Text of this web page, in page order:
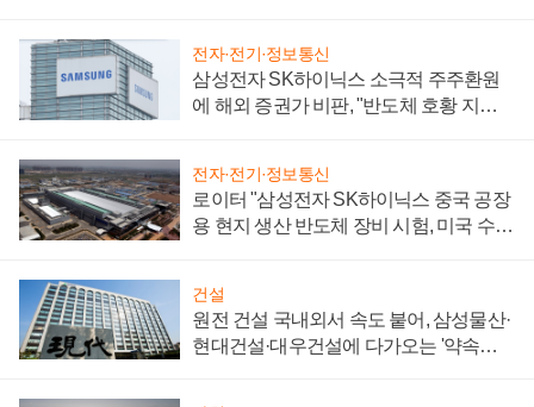
전자·전기·정보통신
삼성전자 SK하이닉스 소극적 주주환원
에 해외 증권가 비판, "반도체 호황 지속
전자·전기·정보통신
로이터 "삼성전자 SK하이닉스 중국 공장
용 현지 생산 반도체 장비 시험, 미국 수출
건설
원전 건설 국내외서 속도 붙어, 삼성물산·
현대건설·대우건설에 다가오는 '약속의